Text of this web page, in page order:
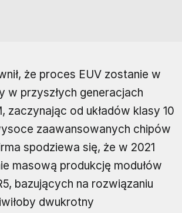
że proces EUV zostanie w
w przyszłych generacjach
zaczynając od układów klasy 10
zaawansowanych chipów
spodziewa się, że w 2021
masową produkcję modułów
bazujących na rozwiązaniu
dwukrotny